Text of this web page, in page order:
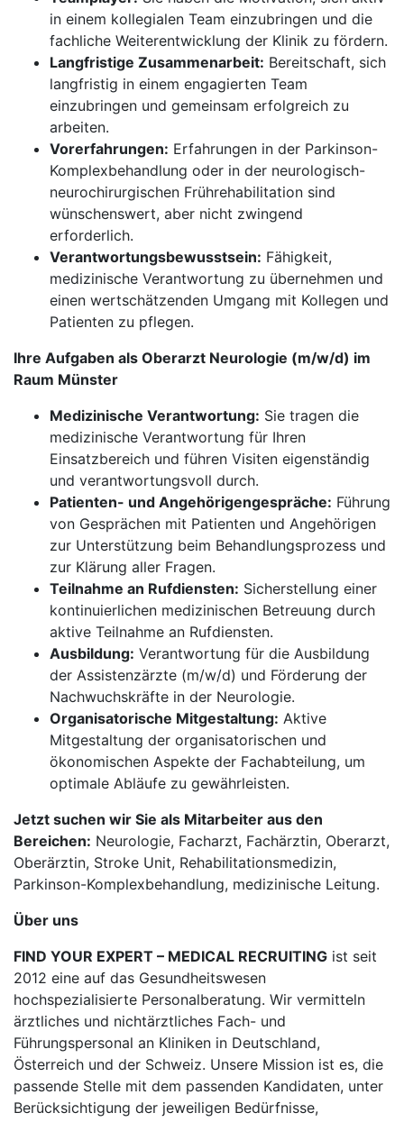
in einem kollegialen Team einzubringen und die
fachliche Weiterentwicklung der Klinik zu fördern.
Langfristige Zusammenarbeit: Bereitschaft, sich
langfristig in einem engagierten Team
einzubringen und gemeinsam erfolgreich zu
arbeiten.
Vorerfahrungen: Erfahrungen in der Parkinson-
Komplexbehandlung oder in der neurologisch-
neurochirurgischen Frührehabilitation sind
wünschenswert, aber nicht zwingend
erforderlich.
Verantwortungsbewusstsein: Fähigkeit,
medizinische Verantwortung zu übernehmen und
einen wertschätzenden Umgang mit Kollegen und
Patienten zu pflegen.
Ihre Aufgaben als Oberarzt Neurologie (m/w/d) im
Raum Münster
Medizinische Verantwortung: Sie tragen die
medizinische Verantwortung für Ihren
Einsatzbereich und führen Visiten eigenständig
und verantwortungsvoll durch.
Patienten- und Angehörigengespräche: Führung
von Gesprächen mit Patienten und Angehörigen
zur Unterstützung beim Behandlungsprozess und
zur Klärung aller Fragen.
Teilnahme an Rufdiensten: Sicherstellung einer
kontinuierlichen medizinischen Betreuung durch
aktive Teilnahme an Rufdiensten.
Ausbildung: Verantwortung für die Ausbildung
der Assistenzärzte (m/w/d) und Förderung der
Nachwuchskräfte in der Neurologie.
Organisatorische Mitgestaltung: Aktive
Mitgestaltung der organisatorischen und
ökonomischen Aspekte der Fachabteilung, um
optimale Abläufe zu gewährleisten.
Jetzt suchen wir Sie als Mitarbeiter aus den
Bereichen: Neurologie, Facharzt, Fachärztin, Oberarzt,
Oberärztin, Stroke Unit, Rehabilitationsmedizin,
Parkinson-Komplexbehandlung, medizinische Leitung.
Über uns
FIND YOUR EXPERT – MEDICAL RECRUITING ist seit
2012 eine auf das Gesundheitswesen
hochspezialisierte Personalberatung. Wir vermitteln
ärztliches und nichtärztliches Fach- und
Führungspersonal an Kliniken in Deutschland,
Österreich und der Schweiz. Unsere Mission ist es, die
passende Stelle mit dem passenden Kandidaten, unter
Berücksichtigung der jeweiligen Bedürfnisse,